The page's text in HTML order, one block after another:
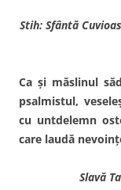
Stih: Sfântă
Ca şi măslinul
psalmistul,
cu untdelemn
care laudă
Slavă